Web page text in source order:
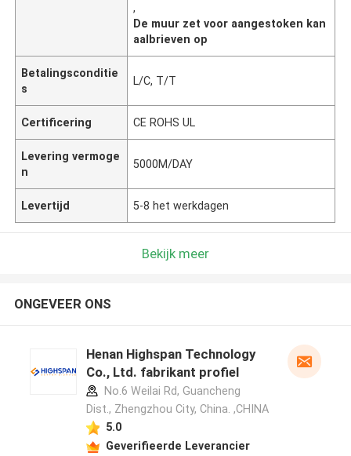
,
De muur zet voor aangestoken kan
aalbrieven op
Betalingsconditie
s
L/C, T/T
Certificering CE ROHS UL
Levering vermoge
n
5000M/DAY
Levertijd 5-8 het werkdagen
Bekijk meer
ONGEVEER ONS
Henan Highspan Technology
Co., Ltd. fabrikant profiel
No.6 Weilai Rd, Guancheng
Dist., Zhengzhou City, China. ,CHINA
5.0
Geverifieerde Leverancier